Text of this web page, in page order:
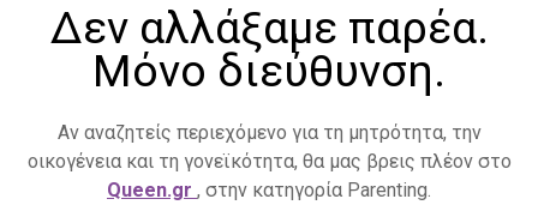
Δεν αλλάξαμε παρέα.
Μόνο διεύθυνση.
Αν αναζητείς περιεχόμενο για τη μητρότητα, την
οικογένεια και τη γονεϊκότητα, θα μας βρεις πλέον στο
Queen.gr , στην κατηγορία Parenting.